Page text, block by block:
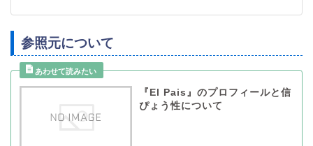
参照元について
『El Pais』のプロフィールと信
ぴょう性について